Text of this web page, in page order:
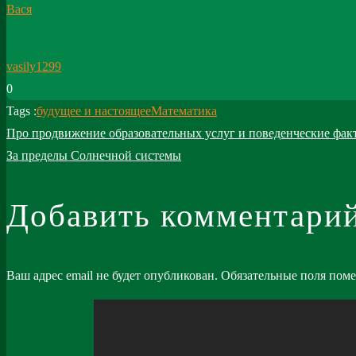
Вася
vasily1299
0
Tags :будущее и настоящееМатематика
Навигация
по
записям
Про продвижение образовательных услуг и поведенческие
За пределы Солнечной системы
Добавить
Ваш адрес email не будет опубликован. Обязательные поля